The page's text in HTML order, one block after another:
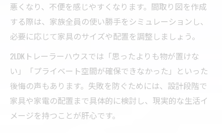
悪くなり、不便を感じやすくなります。間取り図を作成
する際は、家族全員の使い勝手をシミュレーションし、
必要に応じて家具のサイズや配置を調整しましょう。
2LDKトレーラーハウスでは「思ったよりも物が置けな
い」「プライベート空間が確保できなかった」といった
後悔の声もあります。失敗を防ぐためには、設計段階で
家具や家電の配置まで具体的に検討し、現実的な生活イ
メージを持つことが肝心です。